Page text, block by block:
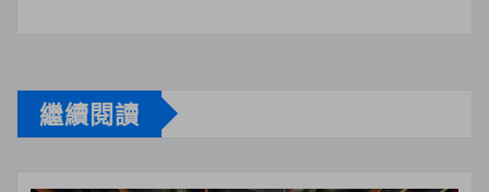
繼續閱讀